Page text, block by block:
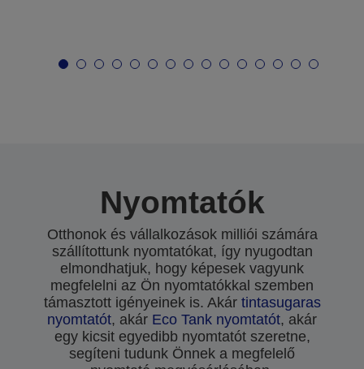
Nyomtatók
Otthonok és vállalkozások milliói számára
szállítottunk nyomtatókat, így nyugodtan
elmondhatjuk, hogy képesek vagyunk
megfelelni az Ön nyomtatókkal szemben
támasztott igényeinek is. Akár tintasugaras
nyomtatót, akár Eco Tank nyomtatót, akár
egy kicsit egyedibb nyomtatót szeretne,
segíteni tudunk Önnek a megfelelő